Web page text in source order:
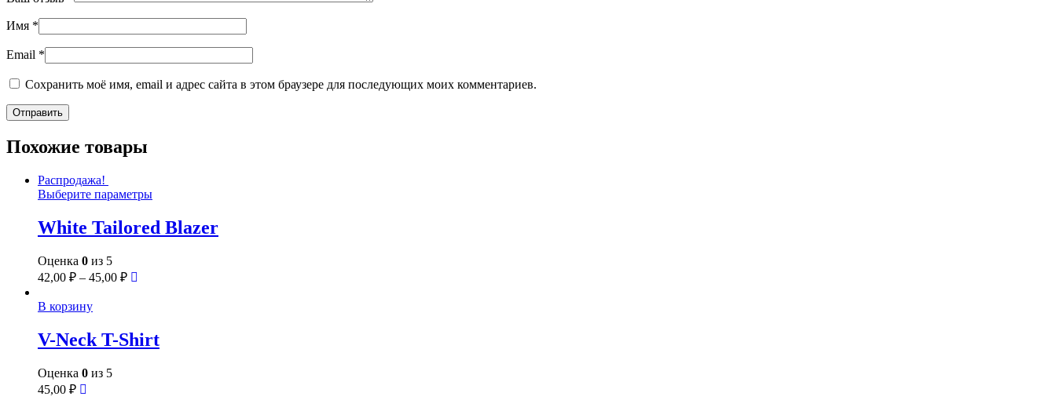
Имя *
Email *
Сохранить моё имя, email и адрес сайта в этом браузере для последующих моих комментариев.
Похожие товары
Распродажа!
Выберите параметры
White Tailored Blazer
Оценка 0 из 5
42,00 ₽ – 45,00 ₽
В корзину
V-Neck T-Shirt
Оценка 0 из 5
45,00 ₽